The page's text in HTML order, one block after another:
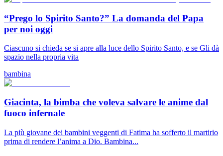
“Prego lo Spirito Santo?” La domanda del Papa
per noi oggi
Ciascuno si chieda se si apre alla luce dello Spirito Santo, e se Gli dà
spazio nella propria vita
bambina
Giacinta, la bimba che voleva salvare le anime dal
fuoco infernale
La più giovane dei bambini veggenti di Fatima ha sofferto il martirio
prima di rendere l’anima a Dio. Bambina...